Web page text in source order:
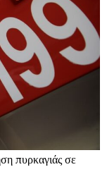
πυρκαγιάς σε